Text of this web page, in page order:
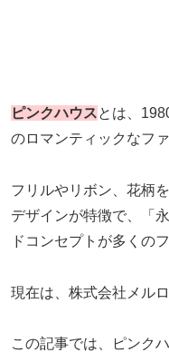
ピンクハウスとは、
のロマンティックなフ
フリルやリボン、花柄
デザインが特徴で、「
ドコンセプトが多くの
現在は、株式会社メル
この記事では、ピンク